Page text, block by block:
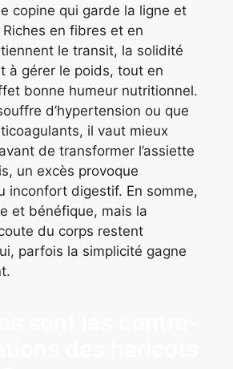
copine qui garde la ligne et
en fibres et en
le transit, la solidité
à gérer le poids, tout en
bonne humeur nutritionnel.
d’hypertension ou que
il vaut mieux
de transformer l’assiette
un excès provoque
inconfort digestif. En somme,
et bénéfique, mais la
du corps restent
parfois la simplicité gagne